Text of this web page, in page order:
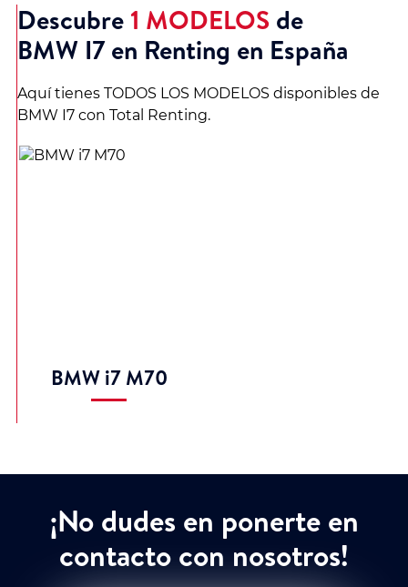
Descubre 1 MODELOS de
BMW I7 en Renting en España
Aquí tienes TODOS LOS MODELOS disponibles de
BMW I7 con Total Renting.
BMW i7 M70
¡No dudes en ponerte en
contacto con nosotros!